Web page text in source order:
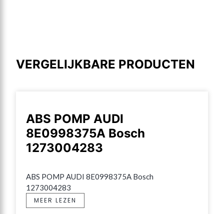
VERGELIJKBARE PRODUCTEN
ABS POMP AUDI
8E0998375A Bosch
1273004283
ABS POMP AUDI 8E0998375A Bosch
1273004283
MEER LEZEN